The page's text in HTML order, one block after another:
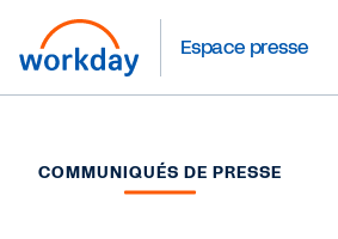
Espace presse
COMMUNIQUÉS DE PRESSE